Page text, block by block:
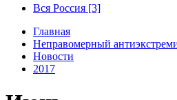
Вся Россия [3]
Главная
Неправомерный
Новости
2017